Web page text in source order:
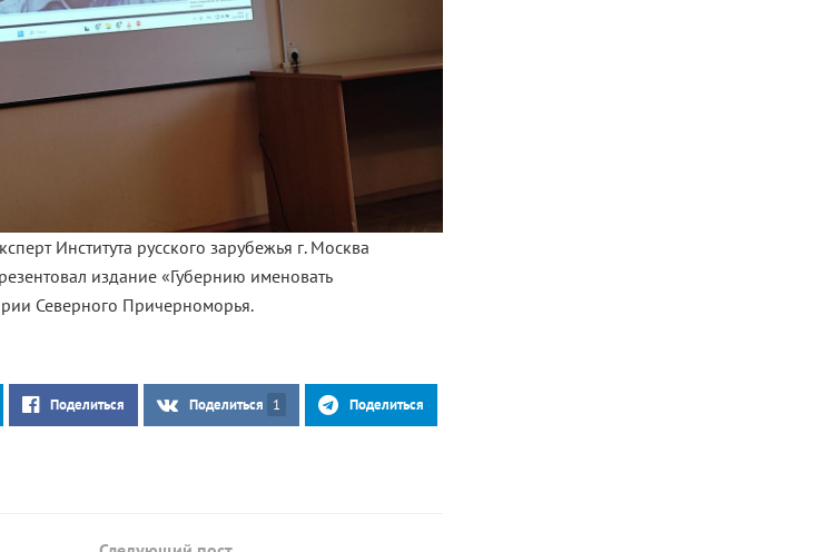
Института русского зарубежья г. Москва
издание «Губернию именовать
Северного Причерноморья.
Поделиться Поделиться 1 Поделиться